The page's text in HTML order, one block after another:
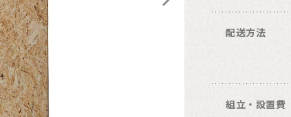
配送方法
組立・設置費